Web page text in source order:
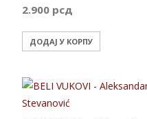
2.900 рсд
ДОДАЈ У КОРПУ